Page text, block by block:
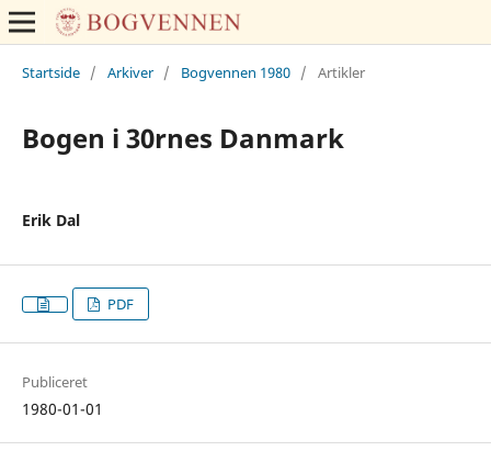
Startside / Arkiver / Bogvennen 1980 / Artikler
Bogen i 30rnes Danmark
Erik Dal
PDF
Publiceret
1980-01-01